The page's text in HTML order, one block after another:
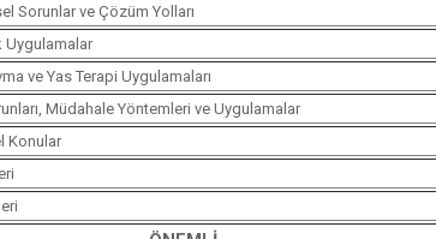
Sorunlar ve Çözüm Yolları
Uygulamalar
ve Yas Terapi Uygulamaları
Müdahale Yöntemleri ve Uygulamalar
Konular